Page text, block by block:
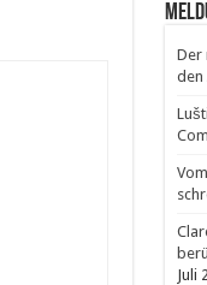
Der
den
Juli